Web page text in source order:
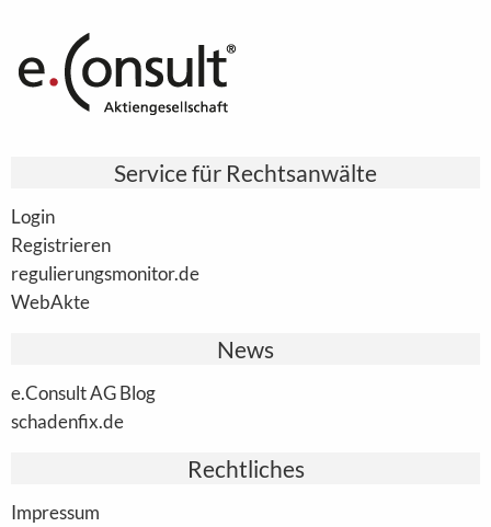
Service für Rechtsanwälte
Login
Registrieren
regulierungsmonitor.de
WebAkte
News
e.Consult AG Blog
schadenfix.de
Rechtliches
Impressum